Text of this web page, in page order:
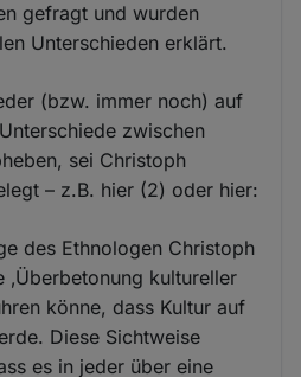
gefragt und wurden
Unterschieden erklärt.
(bzw. immer noch) auf
zwischen
sei Christoph
– z.B. hier (2) oder hier:
des Ethnologen Christoph
kultureller
könne, dass Kultur auf
Diese Sichtweise
es in jeder über eine